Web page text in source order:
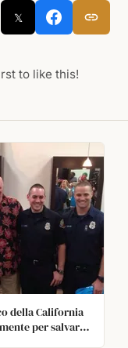
𝕏
to like this!
della California
per salvare